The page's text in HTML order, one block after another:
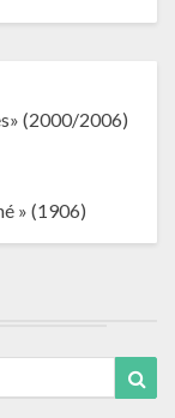
(2000/2006)
» (1906)